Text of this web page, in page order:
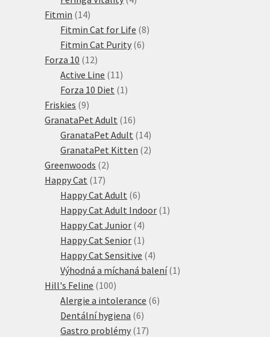
Fitmin 1414
produktů
Fitmin Cat for Life 88
Fitmin Cat Purity 66
Forza 10 1212
produktů
Active Line 11 11
produktů
Forza 10 Diet 1 1
Friskies 99
produktů
GranataPet Adult 1616
produktů
GranataPet Adult 1414
produktů
GranataPet Kitten 22
Greenwoods 22
Happy Cat 1717
produktů
Happy Cat Adult 66
produktů
Happy Cat Adult Indoor 1 1
Happy Cat Junior 44
produkty
Happy Cat Senior 1 1
produkt
Happy Cat Sensitive 44
produkty
Výhodná a míchaná balení 1 1
Hill's Feline 100100
produktů
Alergie a intolerance 66
Dentální hygiena 66
produktů
Gastro problémy 1717